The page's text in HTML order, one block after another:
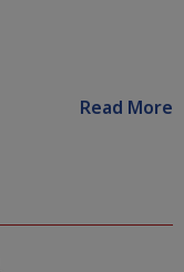
Read More